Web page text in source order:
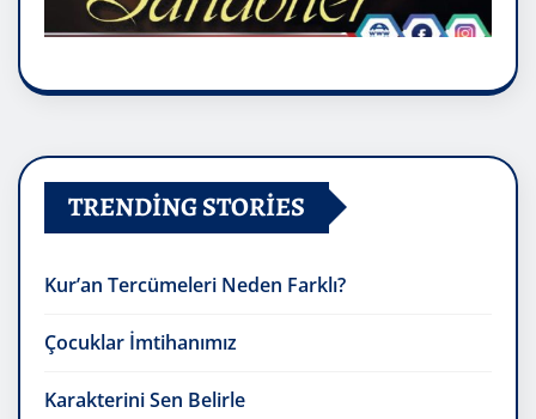
TRENDING STORIES
Kur’an Tercümeleri Neden Farklı?
Çocuklar İmtihanımız
Karakterini Sen Belirle